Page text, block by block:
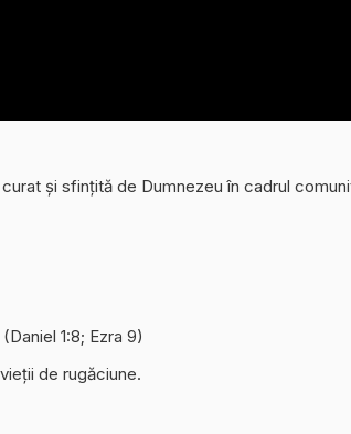
și sfințită de Dumnezeu în cadrul
1:8; Ezra 9)
de rugăciune.